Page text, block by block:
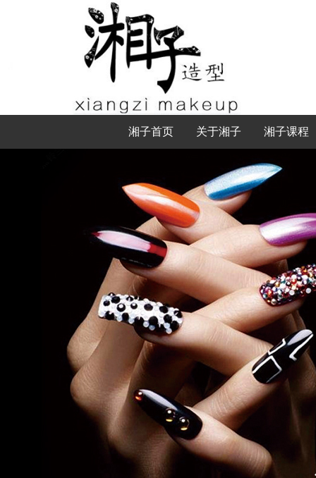
湘子首页 关于湘子 湘子课程